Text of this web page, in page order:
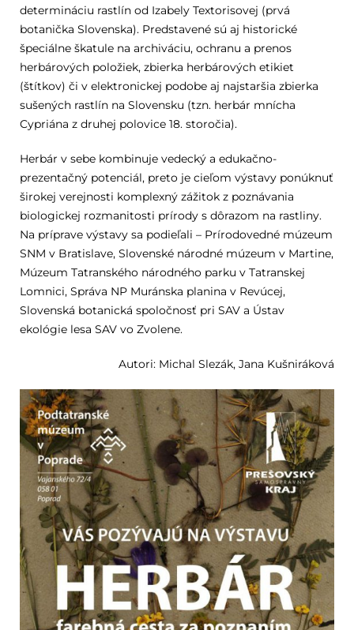
determináciu rastlín od Izabely Textorisovej (prvá
botanička Slovenska). Predstavené sú aj historické
špeciálne škatule na archiváciu, ochranu a prenos
herbárových položiek, zbierka herbárových etikiet
(štítkov) či v elektronickej podobe aj najstaršia zbierka
sušených rastlín na Slovensku (tzn. herbár mnícha
Cypriána z druhej polovice 18. storočia).
Herbár v sebe kombinuje vedecký a edukačno-
prezentačný potenciál, preto je cieľom výstavy ponúknuť
širokej verejnosti komplexný zážitok z poznávania
biologickej rozmanitosti prírody s dôrazom na rastliny.
Na príprave výstavy sa podieľali – Prírodovedné múzeum
SNM v Bratislave, Slovenské národné múzeum v Martine,
Múzeum Tatranského národného parku v Tatranskej
Lomnici, Správa NP Muránska planina v Revúcej,
Slovenská botanická spoločnosť pri SAV a Ústav
ekológie lesa SAV vo Zvolene.
Autori: Michal Slezák, Jana Kušniráková